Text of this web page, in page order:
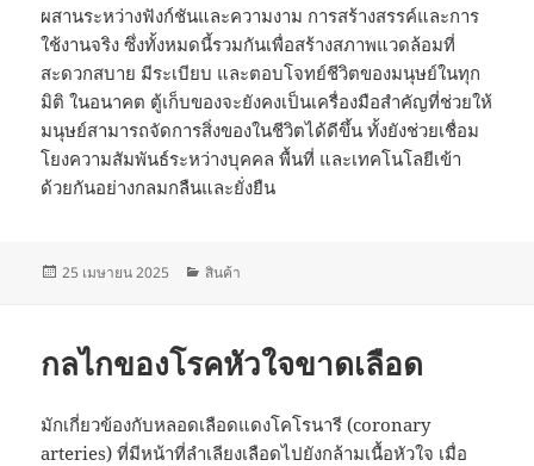
ผสานระหว่างฟังก์ชันและความงาม การสร้างสรรค์และการ
ใช้งานจริง ซึ่งทั้งหมดนี้รวมกันเพื่อสร้างสภาพแวดล้อมที่
สะดวกสบาย มีระเบียบ และตอบโจทย์ชีวิตของมนุษย์ในทุก
มิติ ในอนาคต ตู้เก็บของจะยังคงเป็นเครื่องมือสำคัญที่ช่วยให้
มนุษย์สามารถจัดการสิ่งของในชีวิตได้ดีขึ้น ทั้งยังช่วยเชื่อม
โยงความสัมพันธ์ระหว่างบุคคล พื้นที่ และเทคโนโลยีเข้า
ด้วยกันอย่างกลมกลืนและยั่งยืน
เขียน
25 เมษายน 2025
หมวด
สินค้า
กลไกของโรคหัวใจขาดเลือด
มักเกี่ยวข้องกับหลอดเลือดแดงโคโรนารี (coronary
arteries) ที่มีหน้าที่ลำเลียงเลือดไปยังกล้ามเนื้อหัวใจ เมื่อ